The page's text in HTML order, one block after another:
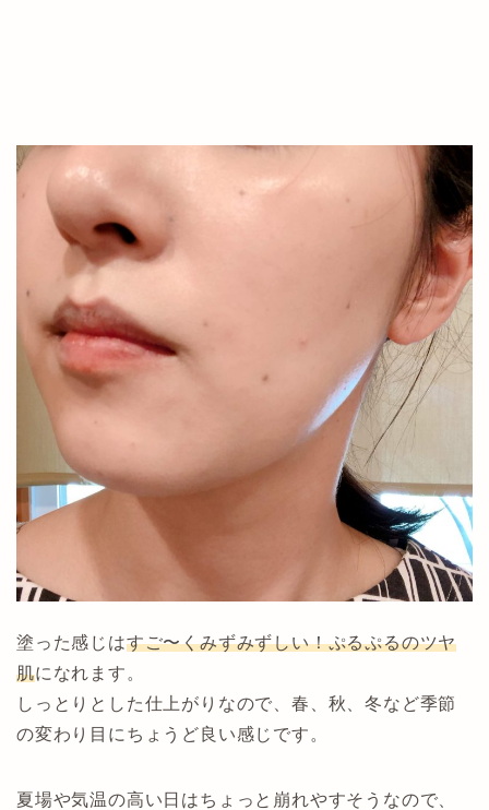
塗った感じはすご〜くみずみずしい！ぷるぷるのツヤ
肌になれます。
しっとりとした仕上がりなので、春、秋、冬など季節
の変わり目にちょうど良い感じです。
夏場や気温の高い日はちょっと崩れやすそうなので、